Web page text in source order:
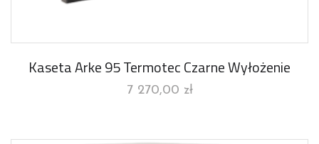
Kaseta Arke 95 Termotec Czarne Wyłożenie
7 270,00 zł